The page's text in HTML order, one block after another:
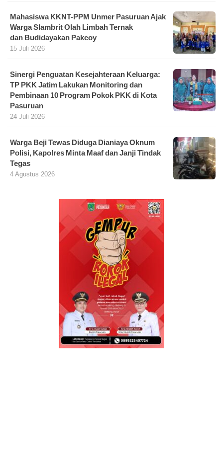
Mahasiswa KKNT-PPM Unmer Pasuruan Ajak
Warga Slambrit Olah Limbah Ternak
dan Budidayakan Pakcoy
15 Juli 2026
Sinergi Penguatan Kesejahteraan Keluarga:
TP PKK Jatim Lakukan Monitoring dan
Pembinaan 10 Program Pokok PKK di Kota
Pasuruan
24 Juli 2026
Warga Beji Tewas Diduga Dianiaya Oknum
Polisi, Kapolres Minta Maaf dan Janji Tindak
Tegas
4 Agustus 2026